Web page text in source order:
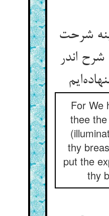
شرحت
اندر
For We
thee
thy
put the
thy